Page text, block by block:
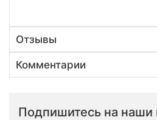
Отзывы
Комментарии
Подпишитесь на наши